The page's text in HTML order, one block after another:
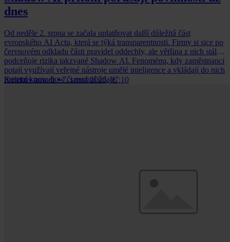
dnes
Od neděle 2. srpna se začala uplatňovat další důležitá část
evropského AI Actu, která se týká transparentnosti. Firmy si sice po
červnovém odkladu části pravidel oddechly, ale většina z nich stále
podceňuje rizika takzvané Shadow AI. Fenoménu, kdy zaměstnanci
potají využívají veřejné nástroje umělé inteligence a vkládají do nich
firemní know-how či osobní údaje.
Kolektiv autorů • 7. srpna 2026, 07:10